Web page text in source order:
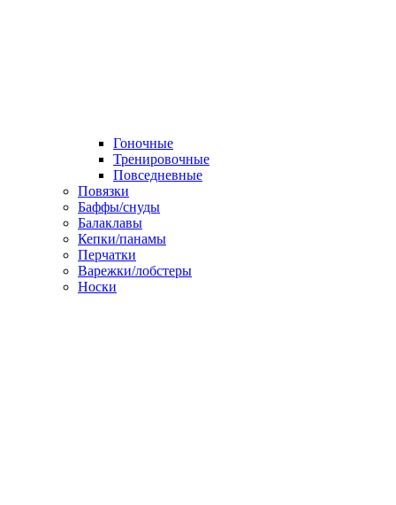
Гоночные
Тренировочные
Повседневные
Повязки
Баффы/снуды
Балаклавы
Кепки/панамы
Перчатки
Варежки/лобстеры
Носки